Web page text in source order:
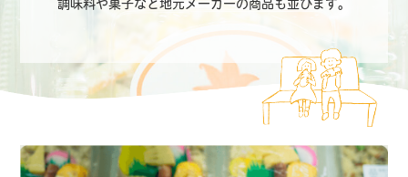
調味料や菓子など地元メーカーの商品も並びます。